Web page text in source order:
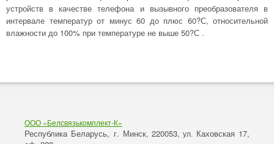
устройств в качестве телефона и вызывного преобразователя в
интервале температур от минус 60 до плюс 60?С, относительной
влажности до 100% при температуре не выше 50?С .
ООО «Белсвязькомплект-К»
Республика Беларусь, г. Минск, 220053, ул. Каховская 17,